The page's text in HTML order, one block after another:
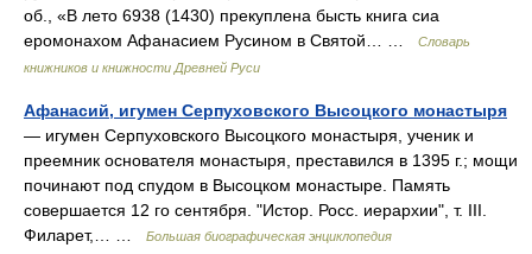
об., «В лето 6938 (1430) прекуплена бысть книга сиа
еромонахом Афанасием Русином в Святой… …
Словарь
книжников и книжности Древней Руси
Афанасий, игумен Серпуховского Высоцкого монастыря
— игумен Серпуховского Высоцкого монастыря, ученик и
преемник основателя монастыря, преставился в 1395 г.; мощи
починают под спудом в Высоцком монастыре. Память
совершается 12 го сентября. "Истор. Росс. иерархии", т. III.
Филарет,… …
Большая биографическая энциклопедия